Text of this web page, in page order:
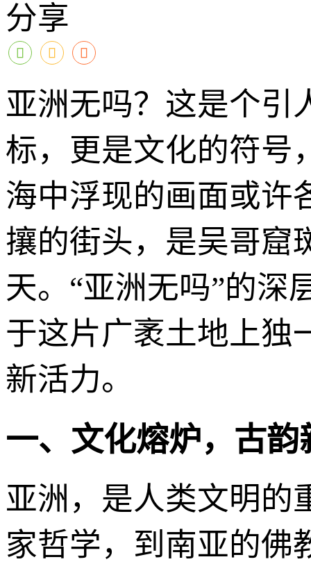
分享
亚洲无吗？这是个引
标，更是文化的符号
海中浮现的画面或许
攘的街头，是吴哥窟
天。“亚洲无吗”的深
于这片广袤土地上独
新活力。
一、文化熔炉，古
亚洲，是人类文明的
家哲学，到南亚的佛